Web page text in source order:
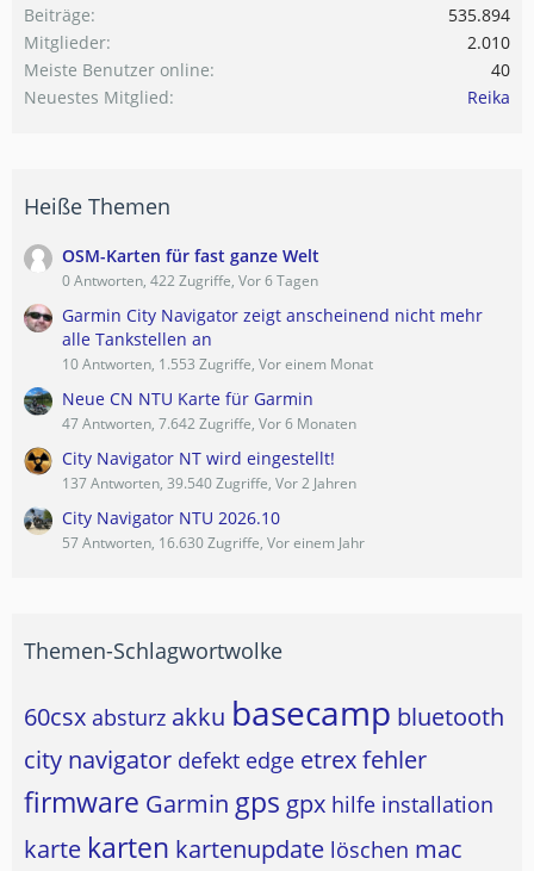
Beiträge
535.894
Mitglieder
2.010
Meiste Benutzer online
40
Neuestes Mitglied
Reika
Heiße Themen
OSM-Karten für fast ganze Welt
0 Antworten, 422 Zugriffe, Vor 6 Tagen
Garmin City Navigator zeigt anscheinend nicht mehr
alle Tankstellen an
10 Antworten, 1.553 Zugriffe, Vor einem Monat
Neue CN NTU Karte für Garmin
47 Antworten, 7.642 Zugriffe, Vor 6 Monaten
City Navigator NT wird eingestellt!
137 Antworten, 39.540 Zugriffe, Vor 2 Jahren
City Navigator NTU 2026.10
57 Antworten, 16.630 Zugriffe, Vor einem Jahr
Themen-Schlagwortwolke
60csx absturz akku basecamp bluetooth
city navigator defekt edge etrexfehler
firmware Garmin gps gpx hilfe installation
karte karten kartenupdate löschen mac